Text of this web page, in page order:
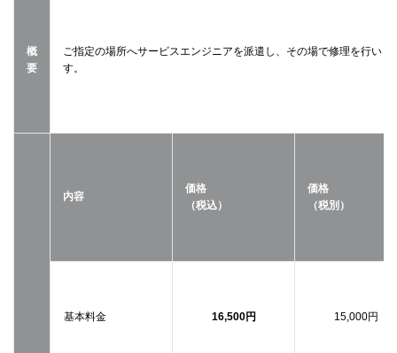
概
要
ご指定の場所へサービスエンジニアを派遣し、その場で修理を行いま
す。
内容
価格
（税込）
価格
（税別）
基本料金 16,500円 15,000円